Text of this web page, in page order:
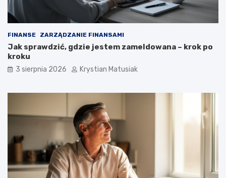
FINANSE ZARZĄDZANIE FINANSAMI
Jak sprawdzić, gdzie jestem zameldowana – krok po
kroku
3 sierpnia 2026 Krystian Matusiak